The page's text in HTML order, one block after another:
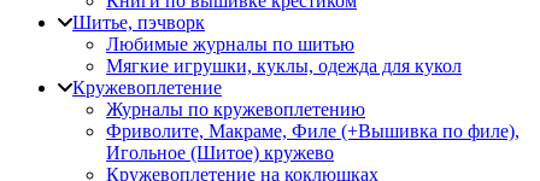
Шитье, пэчворк
Любимые журналы по шитью
Мягкие игрушки, куклы, одежда для кукол
Кружевоплетение
Журналы по кружевоплетению
Фриволите, Макраме, Филе (+Вышивка по филе),
Игольное (Шитое) кружево
Кружевоплетение на коклюшках